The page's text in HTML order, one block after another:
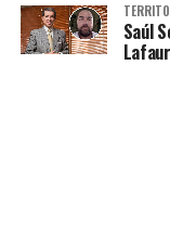
Saúl